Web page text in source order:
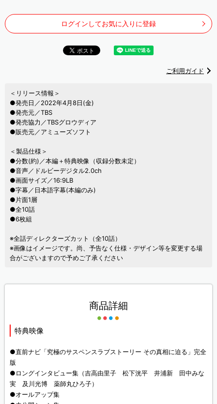
ログインしてお気に入りに登録
ご利用ガイド
＜リリース情報＞
●発売日／2022年4月8日(金)
●発売元／TBS
●発売協力／TBSグロウディア
●販売元／アミューズソフト
＜製品仕様＞
●分数(約)／本編＋特典映像（収録分数未定）
●音声／ドルビーデジタル2.0ch
●画面サイズ／16:9LB
●字幕／日本語字幕(本編のみ)
●片面1層
●全10話
●6枚組
※全話ディレクターズカット（全10話）
※画像はイメージです。尚、予告なく仕様・デザイン等を変更する場
合がございますので予めご了承ください
商品詳細
特典映像
●直前ナビ「究極のサスペンスラブストーリー その真相に迫る」完全
版
●ロングインタビュー集（吉高由里子 松下洸平 井浦新 田中みな
実 及川光博 薬師丸ひろ子）
●オールアップ集